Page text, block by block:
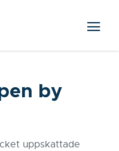
by
uppskattade